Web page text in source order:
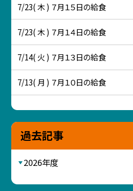
7/23( 木 ) ７月１５日の給食
7/23( 木 ) ７月１４日の給食
7/14( 火 ) ７月１３日の給食
7/13( 月 ) ７月１０日の給食
過去記事
2026年度